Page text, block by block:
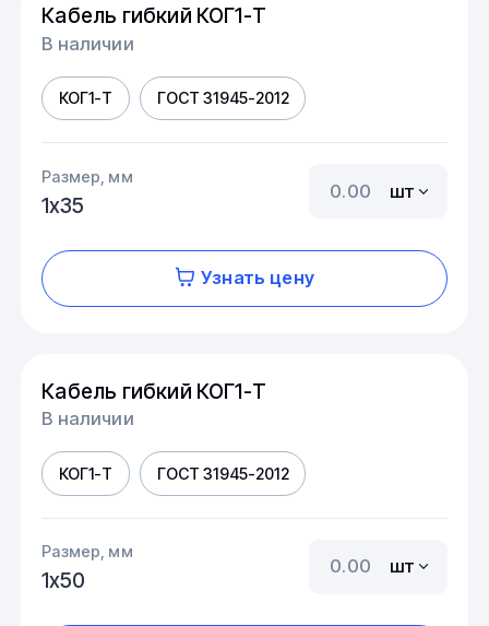
Кабель гибкий КОГ1-Т
В наличии
КОГ1-Т ГОСТ 31945-2012
Размер, мм
1х35
шт
Узнать цену
Кабель гибкий КОГ1-Т
В наличии
КОГ1-Т ГОСТ 31945-2012
Размер, мм
1х50
шт